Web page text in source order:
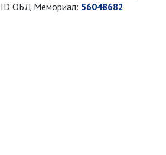
ID ОБД Мемориал: 56048682